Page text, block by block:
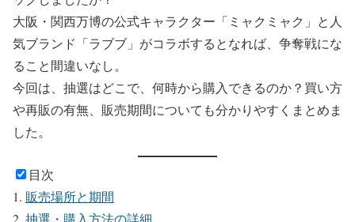
大阪・関西万博の公式キャラクター「ミャクミャク」と人
気ブランド「ラブブ」がコラボするとなれば、争奪戦にな
ること間違いなし。
今回は、抽選はどこで、何時から購入できるのか？買い方
や再販の有無、販売期間についても分かりやすくまとめま
した。
目次
販売場所と期間
抽選・購入方法の詳細